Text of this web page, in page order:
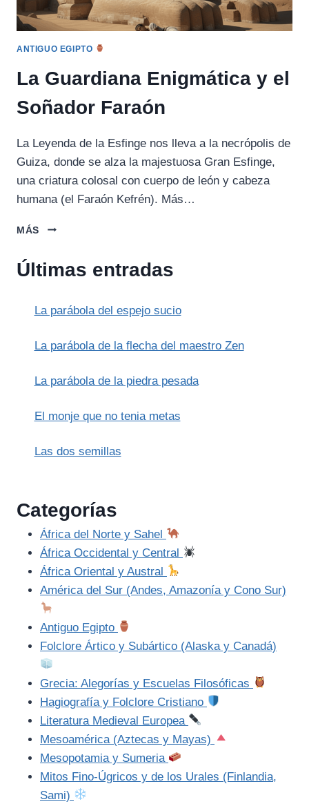
ANTIGUO EGIPTO
La Guardiana Enigmática y el
Soñador Faraón
La Leyenda de la Esfinge nos lleva a la necrópolis de
Guiza, donde se alza la majestuosa Gran Esfinge,
una criatura colosal con cuerpo de león y cabeza
humana (el Faraón Kefrén). Más…
MÁS
LA
Y
FARAÓN
Últimas entradas
La parábola del espejo sucio
La parábola de la flecha del maestro Zen
La parábola de la piedra pesada
El monje que no tenia metas
Las dos semillas
Categorías
África del Norte y Sahel
África Occidental y Central
África Oriental y Austral
América del Sur (Andes, Amazonía y Cono Sur)
Antiguo Egipto
Folclore Ártico y Subártico (Alaska y Canadá)
Grecia: Alegorías y Escuelas Filosóficas
Hagiografía y Folclore Cristiano
Literatura Medieval Europea
Mesoamérica (Aztecas y Mayas)
Mesopotamia y Sumeria
Mitos Fino-Úgricos y de los Urales (Finlandia,
Sami)